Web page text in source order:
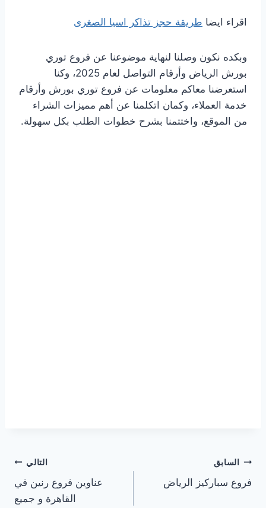
اقراء ايضا طريقة حجز تذاكر اسيا الصغرى
وبكده نكون وصلنا لنهاية موضوعنا عن فروع توري
بورش الرياض وأرقام التواصل لعام 2025، وكنا
استعرضنا معاكم معلومات عن فروع توري بورش وأرقام
خدمة العملاء، وكمان اتكلمنا عن أهم مميزات الشراء
من الموقع، واختتمنا بشرح خطوات الطلب بكل سهولة.
تصفّح
المقالات
السابق
فروع سباركيز الرياض
التالي
عناوين فروع رنين في
القاهرة و جميع